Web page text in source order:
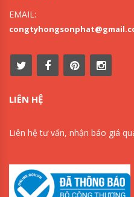
EMAIL:
LIÊN HỆ
Liên hệ tư vấn, nhận báo giá